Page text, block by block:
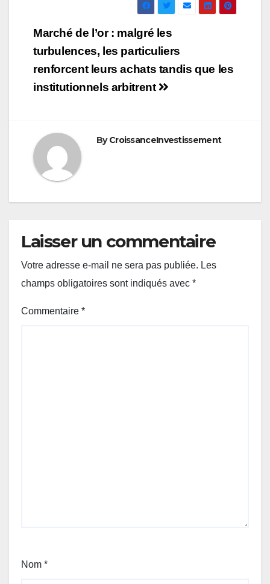
Navigation
de
l’article
Marché de l’or : malgré les
turbulences, les particuliers
renforcent leurs achats tandis que les
institutionnels arbitrent
ByCroissanceInvestissement
Laisser un commentaire
Votre adresse e-mail ne sera pas publiée. Les
champs obligatoires sont indiqués avec *
Commentaire *
Nom *